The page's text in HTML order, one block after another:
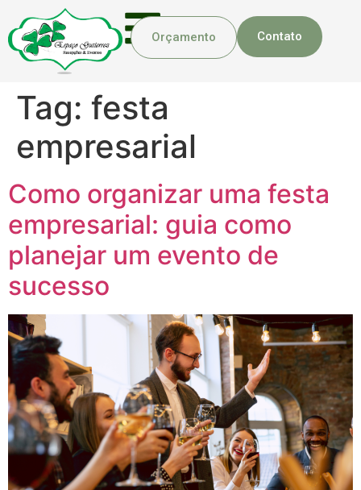
Orçamento Contato
Tag: festa
empresarial
Como organizar uma festa
empresarial: guia como
planejar um evento de
sucesso